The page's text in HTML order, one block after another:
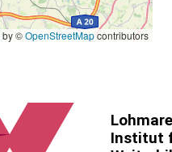
by ©OpenStreetMapcontributors
Institut